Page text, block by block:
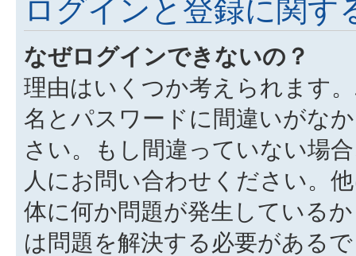
ログインと登録に関す
なぜログインできないの？
理由はいくつか考えられます
名とパスワードに間違いがな
さい。もし間違っていない場
人にお問い合わせください。
体に何か問題が発生している
は問題を解決する必要がある